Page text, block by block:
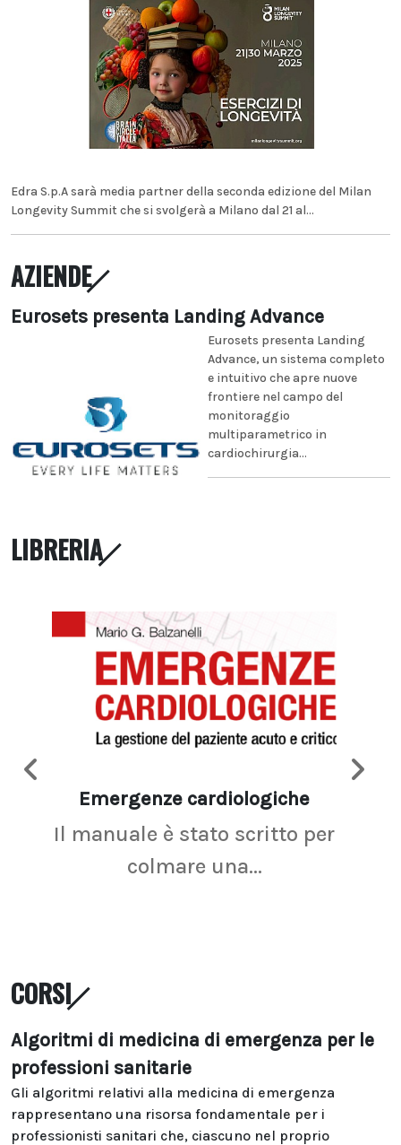
Edra S.p.A sarà media partner della seconda edizione del Milan
Longevity Summit che si svolgerà a Milano dal 21 al...
AZIENDE
Eurosets presenta Landing Advance
Eurosets presenta Landing
Advance, un sistema completo
e intuitivo che apre nuove
frontiere nel campo del
monitoraggio
multiparametrico in
cardiochirurgia...
LIBRERIA
Emergenze cardiologiche
Il manuale è stato scritto per
colmare una...
CORSI
Algoritmi di medicina di emergenza per le
professioni sanitarie
Gli algoritmi relativi alla medicina di emergenza
rappresentano una risorsa fondamentale per i
professionisti sanitari che, ciascuno nel proprio